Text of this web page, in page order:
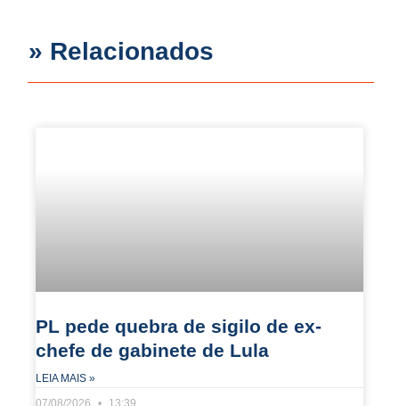
» Relacionados
PL pede quebra de sigilo de ex-
chefe de gabinete de Lula
LEIA MAIS »
07/08/2026
13:39